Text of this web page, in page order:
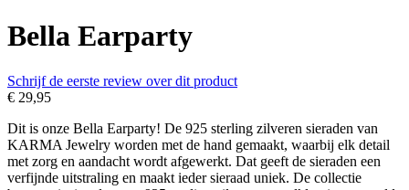
Bella Earparty
Schrijf de eerste review over dit product
€ 29,95
Dit is onze Bella Earparty! De 925 sterling zilveren sieraden van
KARMA Jewelry worden met de hand gemaakt, waarbij elk detail
met zorg en aandacht wordt afgewerkt. Dat geeft de sieraden een
verfijnde uitstraling en maakt ieder sieraad uniek. De collectie